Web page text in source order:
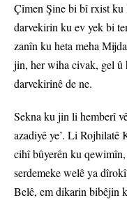
Çîmen Şine bi bî rxist ku
darvekirin ku ev yek bi
zanîn ku heta meha
jin, her wiha civak, gel û
darvekirinê de ne.
Sekna ku jin li hemberî
azadiyê ye’. Li Rojhilatê
cihî bûyerên ku
serdemeke welê ya
Belê, em dikarin bibêjin